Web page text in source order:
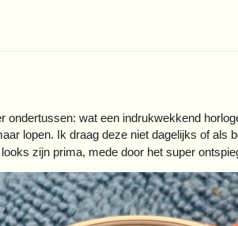
ondertussen: wat een indrukwekkend
lopen. Ik draag deze niet dagelijks of als
zijn prima, mede door het super